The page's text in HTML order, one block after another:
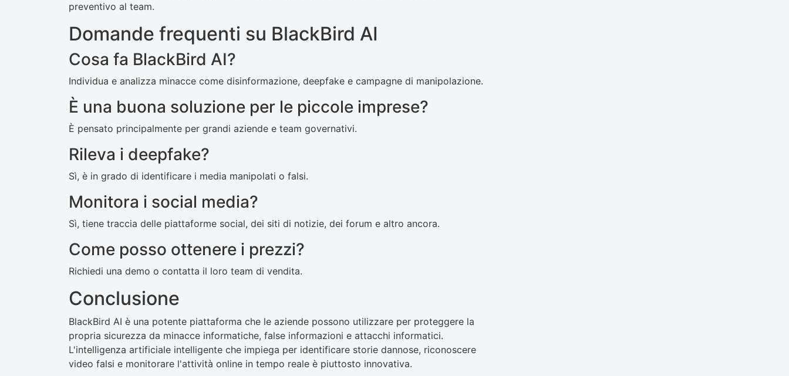
preventivo al team.
Domande frequenti su BlackBird AI
Cosa fa BlackBird AI?
Individua e analizza minacce come disinformazione, deepfake e campagne di manipolazione.
È una buona soluzione per le piccole imprese?
È pensato principalmente per grandi aziende e team governativi.
Rileva i deepfake?
Sì, è in grado di identificare i media manipolati o falsi.
Monitora i social media?
Sì, tiene traccia delle piattaforme social, dei siti di notizie, dei forum e altro ancora.
Come posso ottenere i prezzi?
Richiedi una demo o contatta il loro team di vendita.
Conclusione
BlackBird AI è una potente piattaforma che le aziende possono utilizzare per proteggere la
propria sicurezza da minacce informatiche, false informazioni e attacchi informatici.
L'intelligenza artificiale intelligente che impiega per identificare storie dannose, riconoscere
video falsi e monitorare l'attività online in tempo reale è piuttosto innovativa.